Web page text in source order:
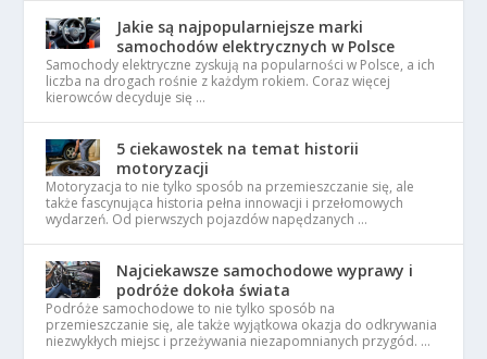
Jakie są najpopularniejsze marki
samochodów elektrycznych w Polsce
Samochody elektryczne zyskują na popularności w Polsce, a ich
liczba na drogach rośnie z każdym rokiem. Coraz więcej
kierowców decyduje się …
5 ciekawostek na temat historii
motoryzacji
Motoryzacja to nie tylko sposób na przemieszczanie się, ale
także fascynująca historia pełna innowacji i przełomowych
wydarzeń. Od pierwszych pojazdów napędzanych …
Najciekawsze samochodowe wyprawy i
podróże dokoła świata
Podróże samochodowe to nie tylko sposób na
przemieszczanie się, ale także wyjątkowa okazja do odkrywania
niezwykłych miejsc i przeżywania niezapomnianych przygód. …